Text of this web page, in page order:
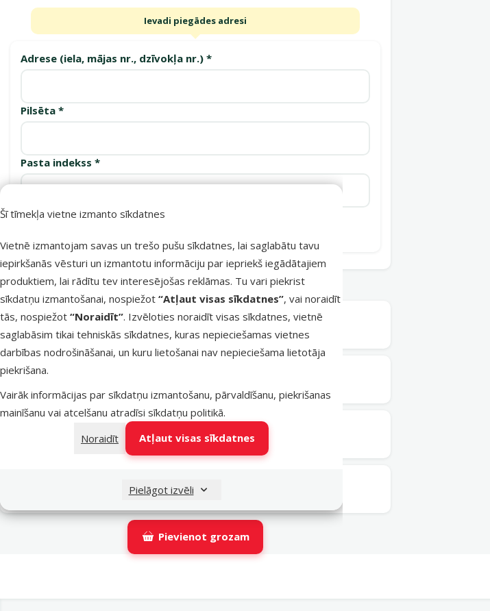
Šī tīmekļa vietne izmanto sīkdatnes
Vietnē izmantojam savas un trešo pušu sīkdatnes, lai saglabātu tavu
iepirkšanās vēsturi un izmantotu informāciju par iepriekš iegādātajiem
produktiem, lai rādītu tev interesējošas reklāmas. Tu vari piekrist
sīkdatņu izmantošanai, nospiežot “Atļaut visas sīkdatnes”, vai noraidīt
tās, nospiežot “Noraidīt”. Izvēloties noraidīt visas sīkdatnes, vietnē
saglabāsim tikai tehniskās sīkdatnes, kuras nepieciešamas vietnes
darbības nodrošināšanai, un kuru lietošanai nav nepieciešama lietotāja
piekrišana.
Vairāk informācijas par sīkdatņu izmantošanu, pārvaldīšanu, piekrišanas
mainīšanu vai atcelšanu atradīsi sīkdatņu politikā.
Noraidīt
Atļaut visas sīkdatnes
Pielāgot izvēli
Ievadi piegādes adresi
Adrese (iela, mājas nr., dzīvokļa nr.) *
Pilsēta *
Pasta indekss *
Saņemšanas punkti
Latvijas Pasts pakomāti nav pieejams
OMNIVA pakomāti
Pievienot grozam